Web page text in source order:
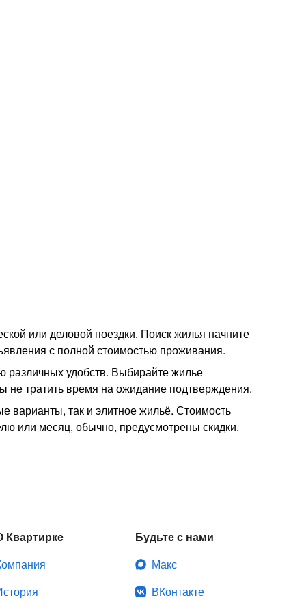
или деловой поездки. Поиск жилья начните
с полной стоимостью проживания.
различных удобств. Выбирайте жилье
тратить время на ожидание подтверждения.
варианты, так и элитное жильё. Стоимость
или месяц, обычно, предусмотрены скидки.
Квартирке
Будьте с нами
Макс
ВКонтакте